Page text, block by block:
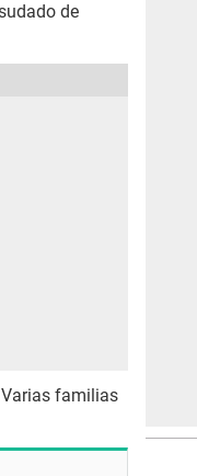
de
Varias familias